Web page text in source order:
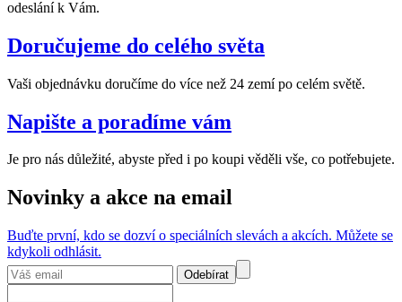
odeslání k Vám.
Doručujeme do celého světa
Vaši objednávku doručíme do více než 24 zemí po celém světě.
Napište a poradíme vám
Je pro nás důležité, abyste před i po koupi věděli vše, co potřebujete.
Novinky a akce na email
Buďte první, kdo se dozví o speciálních slevách a akcích. Můžete se
kdykoli odhlásit.
Odebírat